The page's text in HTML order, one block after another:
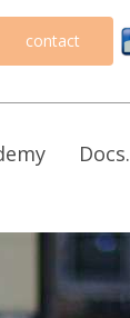
contact
Docs.